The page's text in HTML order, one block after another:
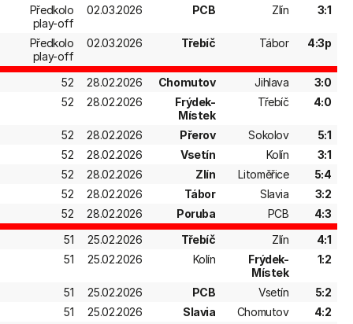
Předkolo
play-off
02.03.2026 PCB Zlín 3:1
Předkolo
play-off
02.03.2026 Třebíč Tábor 4:3p
52 28.02.2026 Chomutov Jihlava
3:0
52
28.02.2026
Frýdek-
Místek
Třebíč 4:0
52 28.02.2026 Přerov Sokolov
5:1
52
28.02.2026 Vsetín Kolín
3:1
52
28.02.2026 Zlín Litoměřice
5:4
52
28.02.2026 Tábor Slavia
3:2
52
28.02.2026 Poruba PCB
4:3
51
25.02.2026 Třebíč Zlín
4:1
51
25.02.2026 Kolín
Frýdek-
Místek
1:2
51 25.02.2026 PCB Vsetín
5:2
51
25.02.2026 Slavia Chomutov
4:2